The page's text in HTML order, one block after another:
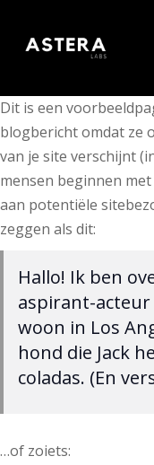
Dit is een
blogbericht omdat ze
van je site verschijnt
mensen beginnen
aan potentiële
zeggen als dit:
Hallo! Ik ben
aspirant-
woon in Los
hond die Jack
coladas. (En
…of zoiets: